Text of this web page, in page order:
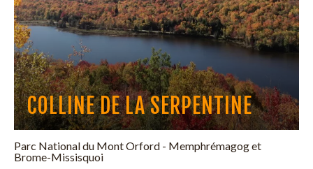
COLLINE DE LA SERPENTINE
Parc National du Mont Orford - Memphrémagog et
Brome-Missisquoi